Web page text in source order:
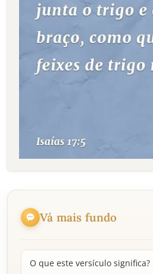
Vá mais fundo
O que este versículo significa?